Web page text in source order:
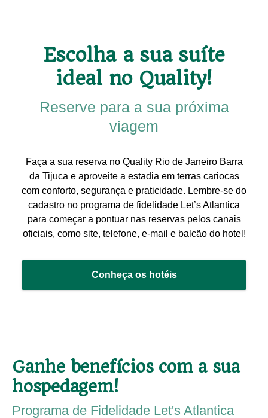
Escolha a sua suíte
ideal no Quality!
Reserve para a sua próxima
viagem
Faça a sua reserva no Quality Rio de Janeiro Barra
da Tijuca e aproveite a estadia em terras cariocas
com conforto, segurança e praticidade. Lembre-se do
cadastro no programa de fidelidade Let’s Atlantica
para começar a pontuar nas reservas pelos canais
oficiais, como site, telefone, e-mail e balcão do hotel!
Conheça os hotéis
Ganhe benefícios com a sua
hospedagem!
Programa de Fidelidade Let's Atlantica